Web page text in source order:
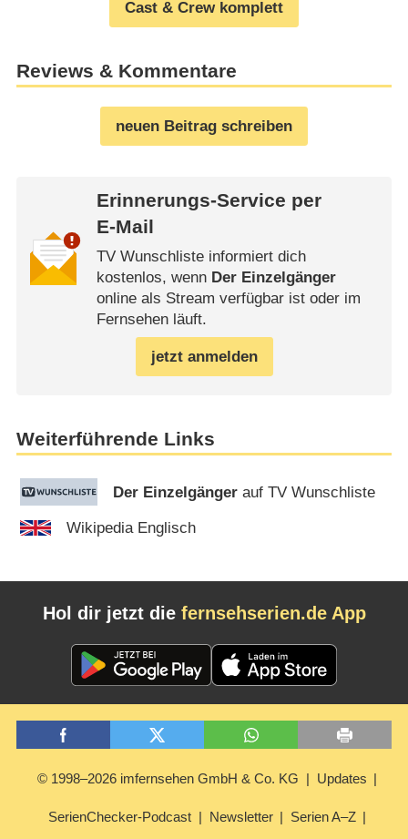
Cast & Crew komplett
Reviews & Kommentare
neuen Beitrag schreiben
Erinnerungs-Service per
E-Mail
TV Wunschliste informiert dich
kostenlos, wenn Der Einzelgänger
online als Stream verfügbar ist oder im
Fernsehen läuft.
jetzt anmelden
Weiterführende Links
Der Einzelgänger auf TV Wunschliste
Wikipedia Englisch
Hol dir jetzt die fernsehserien.de App
© 1998–2026 imfernsehen GmbH & Co. KG Updates
SerienChecker-Podcast Newsletter Serien A–Z